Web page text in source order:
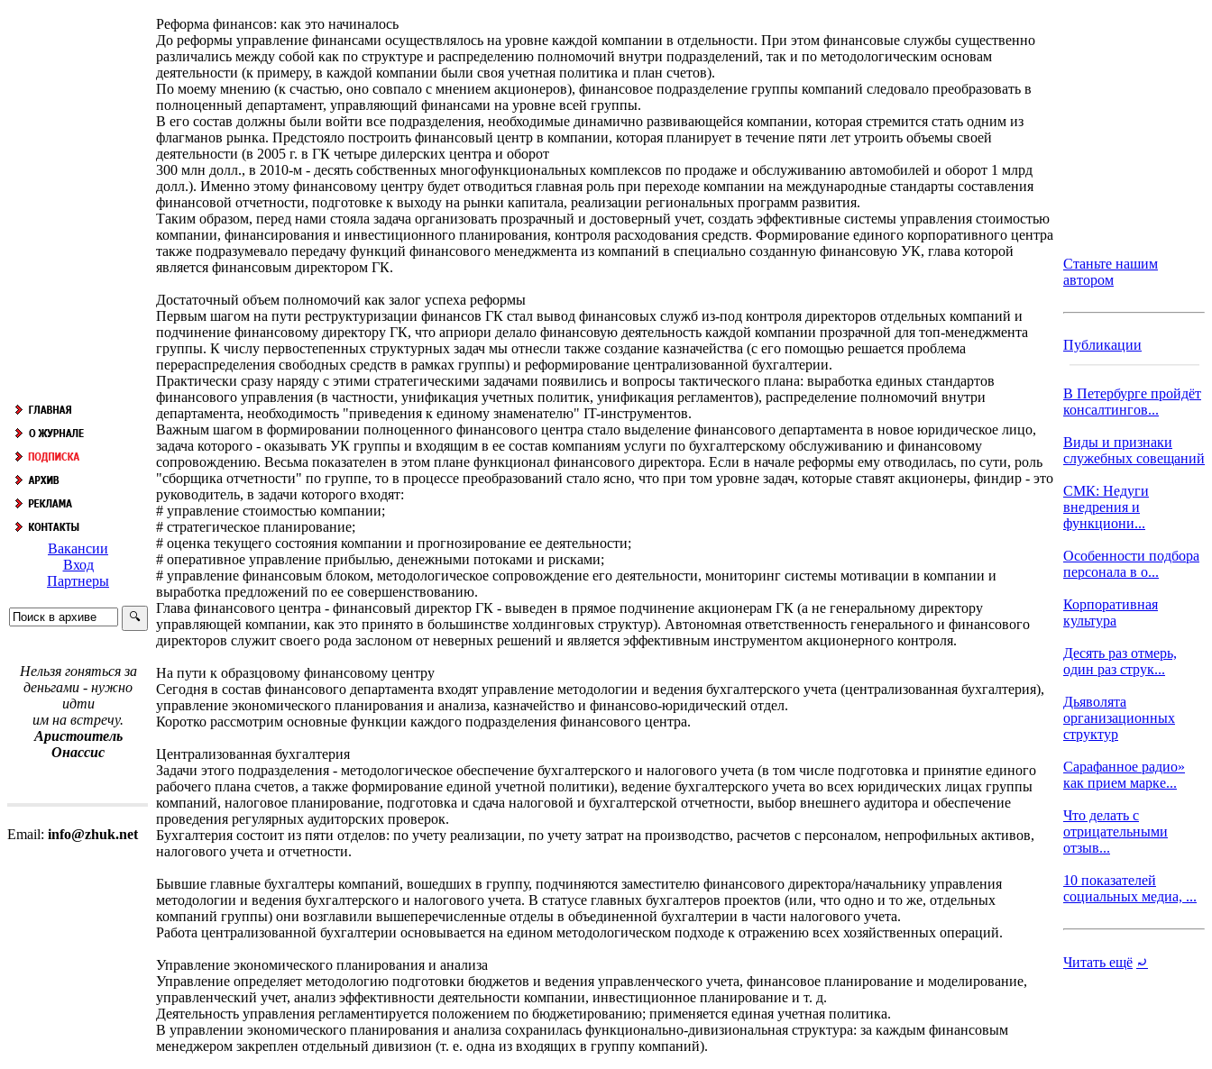
Вакансии
Вход
Партнеры
Нельзя гоняться за
деньгами - нужно
идти
им на встречу.
Аристоитель
Онассис
Email: info@zhuk.net
Реформа финансов: как это начиналось
До реформы управление финансами осуществлялось на уровне каждой компании в отдельности. При этом финансовые службы существенно
различались между собой как по структуре и распределению полномочий внутри подразделений, так и по методологическим основам
деятельности (к примеру, в каждой компании были своя учетная политика и план счетов).
По моему мнению (к счастью, оно совпало с мнением акционеров), финансовое подразделение группы компаний следовало преобразовать в
полноценный департамент, управляющий финансами на уровне всей группы.
В его состав должны были войти все подразделения, необходимые динамично развивающейся компании, которая стремится стать одним из
флагманов рынка. Предстояло построить финансовый центр в компании, которая планирует в течение пяти лет утроить объемы своей
деятельности (в 2005 г. в ГК четыре дилерских центра и оборот
300 млн долл., в 2010-м - десять собственных многофункциональных комплексов по продаже и обслуживанию автомобилей и оборот 1 млрд
долл.). Именно этому финансовому центру будет отводиться главная роль при переходе компании на международные стандарты составления
финансовой отчетности, подготовке к выходу на рынки капитала, реализации региональных программ развития.
Таким образом, перед нами стояла задача организовать прозрачный и достоверный учет, создать эффективные системы управления стоимостью
компании, финансирования и инвестиционного планирования, контроля расходования средств. Формирование единого корпоративного центра
также подразумевало передачу функций финансового менеджмента из компаний в специально созданную финансовую УК, глава которой
является финансовым директором ГК.
Достаточный объем полномочий как залог успеха реформы
Первым шагом на пути реструктуризации финансов ГК стал вывод финансовых служб из-под контроля директоров отдельных компаний и
подчинение финансовому директору ГК, что априори делало финансовую деятельность каждой компании прозрачной для топ-менеджмента
группы. К числу первостепенных структурных задач мы отнесли также создание казначейства (с его помощью решается проблема
перераспределения свободных средств в рамках группы) и реформирование централизованной бухгалтерии.
Практически сразу наряду с этими стратегическими задачами появились и вопросы тактического плана: выработка единых стандартов
финансового управления (в частности, унификация учетных политик, унификация регламентов), распределение полномочий внутри
департамента, необходимость "приведения к единому знаменателю" IT-инструментов.
Важным шагом в формировании полноценного финансового центра стало выделение финансового департамента в новое юридическое лицо,
задача которого - оказывать УК группы и входящим в ее состав компаниям услуги по бухгалтерскому обслуживанию и финансовому
сопровождению. Весьма показателен в этом плане функционал финансового директора. Если в начале реформы ему отводилась, по сути, роль
"сборщика отчетности" по группе, то в процессе преобразований стало ясно, что при том уровне задач, которые ставят акционеры, финдир - это
руководитель, в задачи которого входят:
# управление стоимостью компании;
# стратегическое планирование;
# оценка текущего состояния компании и прогнозирование ее деятельности;
# оперативное управление прибылью, денежными потоками и рисками;
# управление финансовым блоком, методологическое сопровождение его деятельности, мониторинг системы мотивации в компании и
выработка предложений по ее совершенствованию.
Глава финансового центра - финансовый директор ГК - выведен в прямое подчинение акционерам ГК (а не генеральному директору
управляющей компании, как это принято в большинстве холдинговых структур). Автономная ответственность генерального и финансового
директоров служит своего рода заслоном от неверных решений и является эффективным инструментом акционерного контроля.
На пути к образцовому финансовому центру
Сегодня в состав финансового департамента входят управление методологии и ведения бухгалтерского учета (централизованная бухгалтерия),
управление экономического планирования и анализа, казначейство и финансово-юридический отдел.
Коротко рассмотрим основные функции каждого подразделения финансового центра.
Централизованная бухгалтерия
Задачи этого подразделения - методологическое обеспечение бухгалтерского и налогового учета (в том числе подготовка и принятие единого
рабочего плана счетов, а также формирование единой учетной политики), ведение бухгалтерского учета во всех юридических лицах группы
компаний, налоговое планирование, подготовка и сдача налоговой и бухгалтерской отчетности, выбор внешнего аудитора и обеспечение
проведения регулярных аудиторских проверок.
Бухгалтерия состоит из пяти отделов: по учету реализации, по учету затрат на производство, расчетов с персоналом, непрофильных активов,
налогового учета и отчетности.
Бывшие главные бухгалтеры компаний, вошедших в группу, подчиняются заместителю финансового директора/начальнику управления
методологии и ведения бухгалтерского и налогового учета. В статусе главных бухгалтеров проектов (или, что одно и то же, отдельных
компаний группы) они возглавили вышеперечисленные отделы в объединенной бухгалтерии в части налогового учета.
Работа централизованной бухгалтерии основывается на едином методологическом подходе к отражению всех хозяйственных операций.
Управление экономического планирования и анализа
Управление определяет методологию подготовки бюджетов и ведения управленческого учета, финансовое планирование и моделирование,
управленческий учет, анализ эффективности деятельности компании, инвестиционное планирование и т. д.
Деятельность управления регламентируется положением по бюджетированию; применяется единая учетная политика.
В управлении экономического планирования и анализа сохранилась функционально-дивизиональная структура: за каждым финансовым
менеджером закреплен отдельный дивизион (т. е. одна из входящих в группу компаний).
Станьте нашим
автором
Публикации
В Петербурге пройдёт
консалтингов...
Виды и признаки
служебных совещаний
СМК: Недуги
внедрения и
функциони...
Особенности подбора
персонала в о...
Корпоративная
культура
Десять раз отмерь,
один раз струк...
Дьяволята
организационных
структур
Сарафанное радио»
как прием марке...
Что делать с
отрицательными
отзыв...
10 показателей
социальных медиа, ...
Читать ещё ⤾